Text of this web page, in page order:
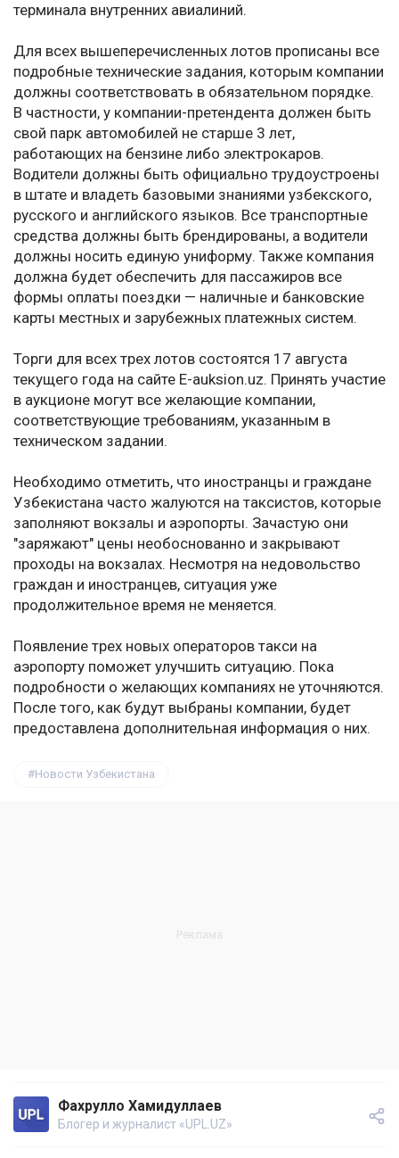
терминала внутренних авиалиний.
Для всех вышеперечисленных лотов прописаны все
подробные технические задания, которым компании
должны соответствовать в обязательном порядке.
В частности, у компании-претендента должен быть
свой парк автомобилей не старше 3 лет,
работающих на бензине либо электрокаров.
Водители должны быть официально трудоустроены
в штате и владеть базовыми знаниями узбекского,
русского и английского языков. Все транспортные
средства должны быть брендированы, а водители
должны носить единую униформу. Также компания
должна будет обеспечить для пассажиров все
формы оплаты поездки — наличные и банковские
карты местных и зарубежных платежных систем.
Торги для всех трех лотов состоятся 17 августа
текущего года на сайте E-auksion.uz. Принять участие
в аукционе могут все желающие компании,
соответствующие требованиям, указанным в
техническом задании.
Необходимо отметить, что иностранцы и граждане
Узбекистана часто жалуются на таксистов, которые
заполняют вокзалы и аэропорты. Зачастую они
"заряжают" цены необоснованно и закрывают
проходы на вокзалах. Несмотря на недовольство
граждан и иностранцев, ситуация уже
продолжительное время не меняется.
Появление трех новых операторов такси на
аэропорту поможет улучшить ситуацию. Пока
подробности о желающих компаниях не уточняются.
После того, как будут выбраны компании, будет
предоставлена дополнительная информация о них.
Новости Узбекистана
Фахрулло Хамидуллаев
Блогер и журналист «UPL.UZ»